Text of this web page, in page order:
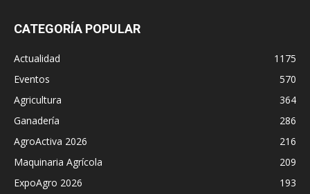
CATEGORÍA POPULAR
Actualidad
1175
Eventos
570
Agricultura
364
Ganadería
286
AgroActiva 2026
216
Maquinaria Agrícola
209
ExpoAgro 2026
193